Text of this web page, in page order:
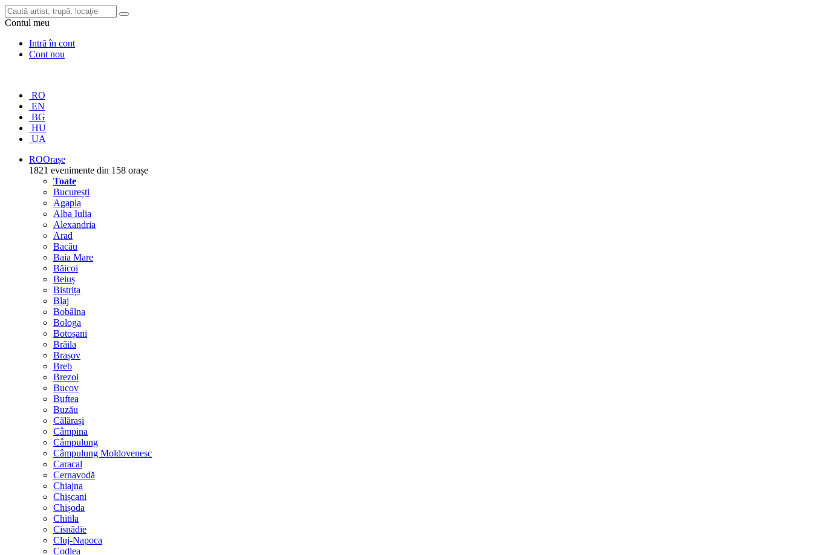
Contul meu
Intră în cont
Cont nou
RO
EN
BG
HU
UA
ROOrașe
1821 evenimente din 158 orașe
Toate
București
Agapia
Alba Iulia
Alexandria
Arad
Bacău
Baia Mare
Băicoi
Beiuș
Bistrița
Blaj
Bobâlna
Bologa
Botoșani
Brăila
Brașov
Breb
Brezoi
Bucov
Buftea
Buzău
Călărași
Câmpina
Câmpulung
Câmpulung Moldovenesc
Caracal
Cernavodă
Chiajna
Chișcani
Chișoda
Chitila
Cisnădie
Cluj-Napoca
Codlea